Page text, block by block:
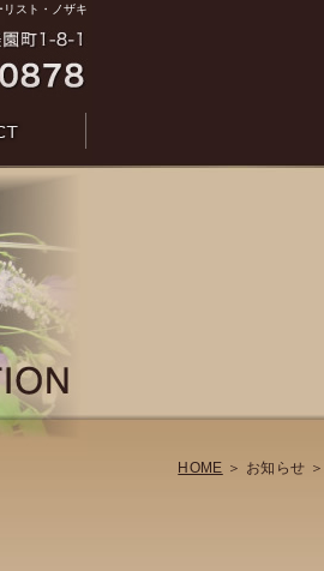
スト・ノザキ
HOME ＞ お知らせ ＞